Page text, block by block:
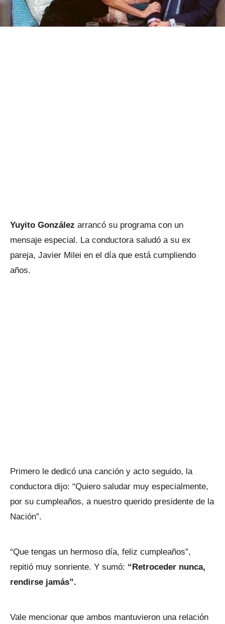
Yuyito González arrancó su programa con un
mensaje especial. La conductora saludó a su ex
pareja, Javier Milei en el día que está cumpliendo
años.
Primero le dedicó una canción y acto seguido, la
conductora dijo: “Quiero saludar muy especialmente,
por su cumpleaños, a nuestro querido presidente de la
Nación”.
“Que tengas un hermoso día, feliz cumpleaños”,
repitió muy sonriente. Y sumó: “Retroceder nunca,
rendirse jamás”.
Vale mencionar que ambos mantuvieron una relación